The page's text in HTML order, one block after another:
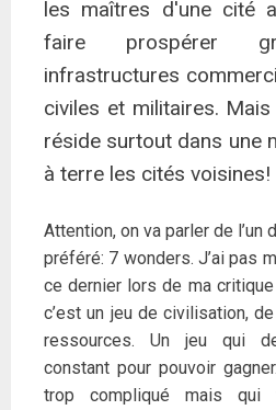
les maîtres d'une cité
faire prospérer
infrastructures
civiles et militaires.
réside surtout dans une
à terre les cités voisines!
Attention, on va parler de
préféré: 7 wonders. J’ai pas
ce dernier lors de ma critique
c’est un jeu de civilisation,
ressources. Un jeu qui
constant pour pouvoir
trop compliqué mais